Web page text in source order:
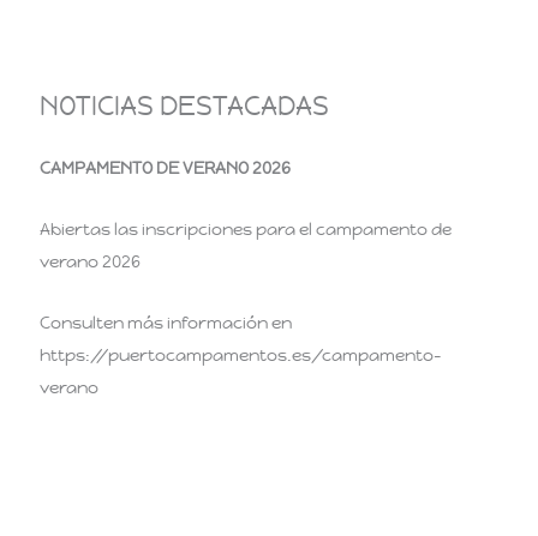
NOTICIAS DESTACADAS
CAMPAMENTO DE VERANO 2026
Abiertas las inscripciones para el campamento de
verano 2026
Consulten más información en
https://puertocampamentos.es/campamento-
verano